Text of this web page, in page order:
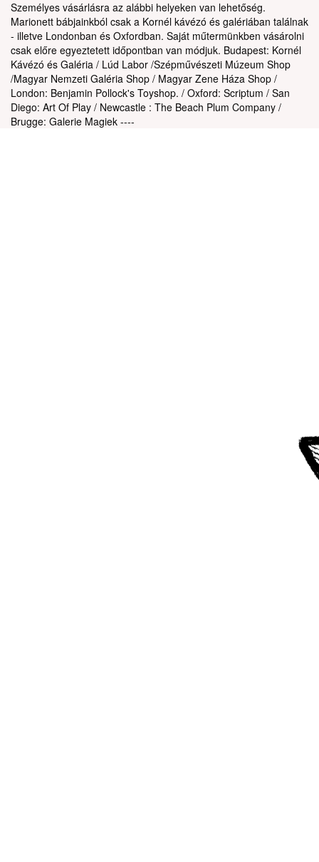
Személyes vásárlásra az alábbi helyeken van lehetőség.
Marionett bábjainkból csak a Kornél kávézó és galériában találnak
- illetve Londonban és Oxfordban. Saját műtermünkben vásárolni
csak előre egyeztetett időpontban van módjuk. Budapest: Kornél
Kávézó és Galéria / Lúd Labor /Szépművészeti Múzeum Shop
/Magyar Nemzeti Galéria Shop / Magyar Zene Háza Shop /
London: Benjamin Pollock's Toyshop. / Oxford: Scriptum / San
Diego: Art Of Play / Newcastle : The Beach Plum Company /
Brugge: Galerie Magiek ----